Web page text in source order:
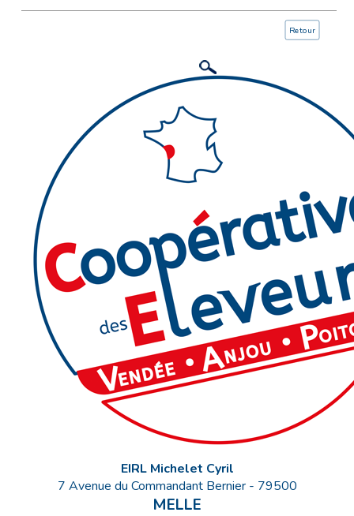
Retour
EIRL Michelet Cyril
7 Avenue du Commandant Bernier- 79500
MELLE